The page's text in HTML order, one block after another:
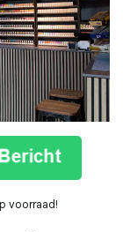
voorraad!